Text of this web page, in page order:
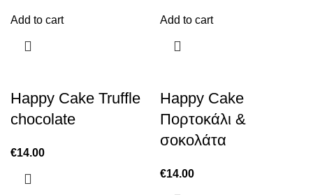
Add to cart Add to cart
Happy Cake Truffle
chocolate
€14.00
Happy Cake
Πορτοκάλι &
σοκολάτα
€14.00